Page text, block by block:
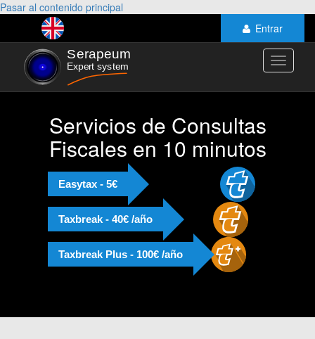
Pasar al contenido principal
Entrar
Toggle
Servicios de Consultas
Fiscales en 10 minutos
Easytax - 5€
Taxbreak - 40€ /año
Taxbreak Plus - 100€ /año